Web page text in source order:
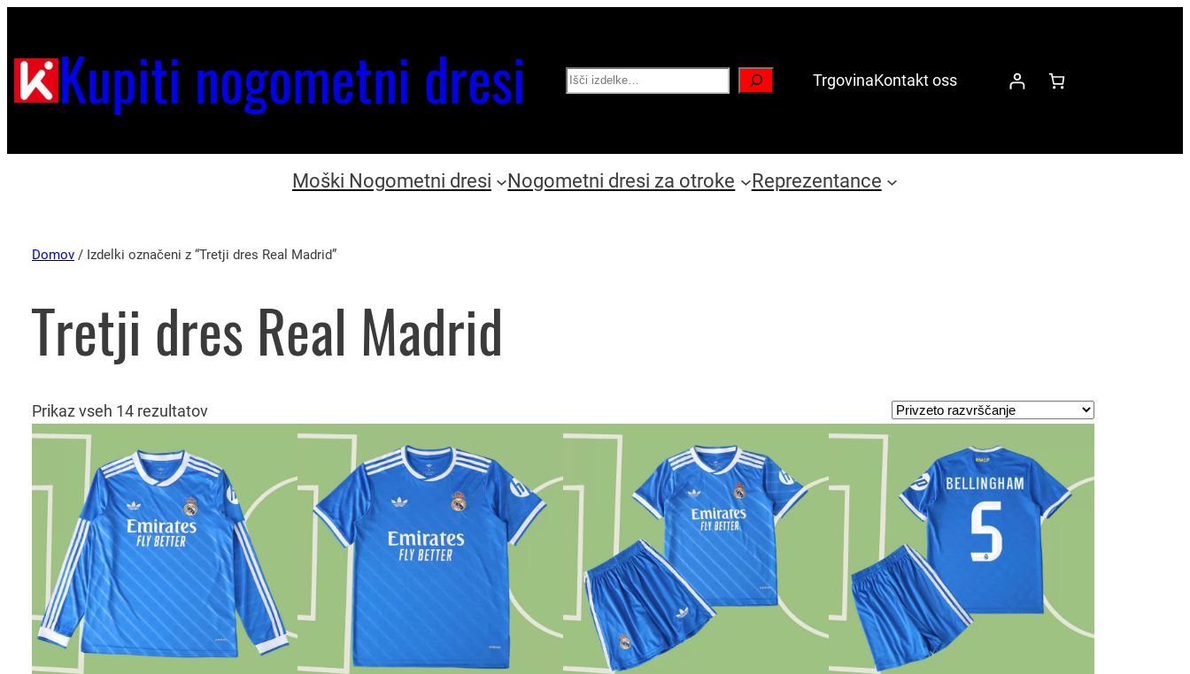
Kupiti nogometni dresi Search TrgovinaKontakt oss
Moški Nogometni dresi Nogometni dresi za otroke Reprezentance
Domov / Izdelki označeni z “Tretji dres Real Madrid”
Tretji dres Real Madrid
Prikaz vseh 14 rezultatov